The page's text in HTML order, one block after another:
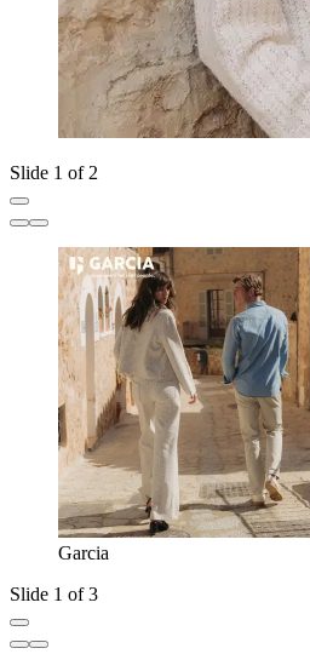
Slide 1 of 2
Garcia
Slide 1 of 3